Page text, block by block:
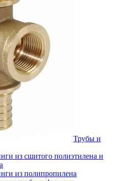
Трубы и
из сшитого полиэтилена и
из полипропилена